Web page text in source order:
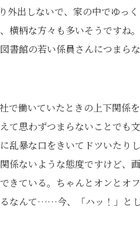
出しないで、家の中でゆっ
横柄な方々も多いそうですね
書館の若い係員さんにつまら
で働いていたときの上下関係
て思わずつまらないことでも
乱暴な口をきいてドツいたり
係ないような態度ですけど、
きている。ちゃんとオンとオ
なんて……今、「ハッ！」と